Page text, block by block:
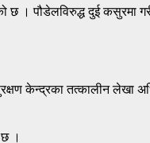
छ । पौडेलविरुद्ध दुई कसुरमा
केन्द्रका तत्कालीन लेखा
।